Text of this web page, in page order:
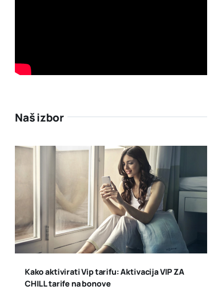
Naš izbor
Kako aktivirati Vip tarifu: Aktivacija VIP ZA
CHILL tarife na bonove